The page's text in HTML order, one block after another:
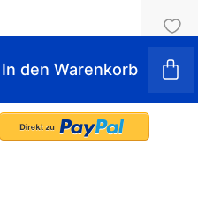
In den Warenkorb